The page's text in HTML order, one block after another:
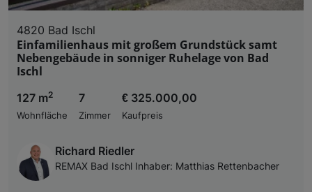
4820 Bad Ischl
Einfamilienhaus mit großem Grundstück samt
Nebengebäude in sonniger Ruhelage von Bad
Ischl
127 m2
Wohnfläche
7
Zimmer
€ 325.000,00
Kaufpreis
Richard Riedler
REMAX Bad Ischl Inhaber: Matthias Rettenbacher